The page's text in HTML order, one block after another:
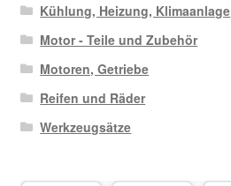
Kühlung, Heizung, Klimaanlage
Motor - Teile und Zubehör
Motoren, Getriebe
Reifen und Räder
Werkzeugsätze